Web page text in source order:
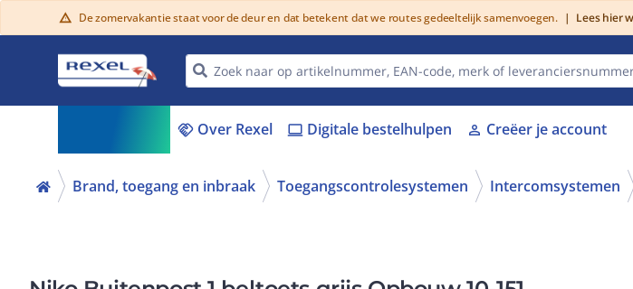
warning De zomervakantie staat voor de deur en dat betekent dat we routes gedeeltelijk samenvoegen. | Lees hier
handshake Over Rexel laptop Digitale bestelhulpen person Creëer je account
Brand, toegang en inbraak Toegangscontrolesystemen Intercomsystemen